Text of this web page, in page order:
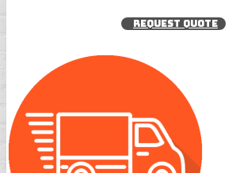
REQUEST QUOTE